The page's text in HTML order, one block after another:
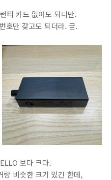
티 카드 없어도 되더만.
호만 갖고도 되더라. 굳.
보다 크다.
비슷한 크기 있긴 한데,